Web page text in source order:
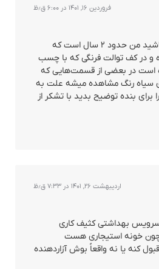
فروردین ۱۶, ۱۴۰۱ در ۶:۰۰ ق٫ظ
عرض سلام و خسته نباشید من حدود ۲ سال است که
در کف توالت فرنگی که با چسب
در بعضی از قسمت‌هایی که
رنگ مشاهده میشه علت به
بنده توضیح بدید با تشکر از
اردیبهشت ۲۶, ۱۴۰۱ در ۷:۳۳ ق٫ظ
بهداشتی کثیف کاری
خونه استیجاری هست
کنه یا نه واقعاً بوش آزاردهنده